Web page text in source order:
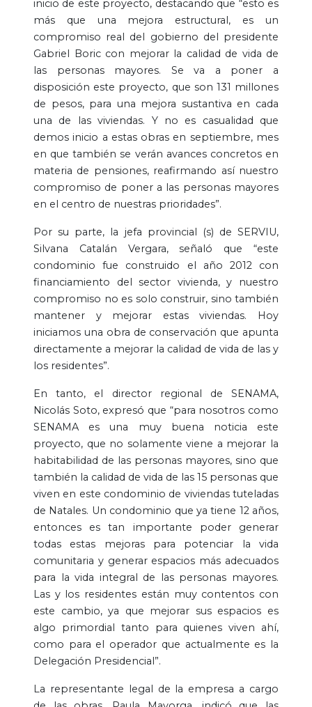
inicio de este proyecto, destacando que “esto es
más que una mejora estructural, es un
compromiso real del gobierno del presidente
Gabriel Boric con mejorar la calidad de vida de
las personas mayores. Se va a poner a
disposición este proyecto, que son 131 millones
de pesos, para una mejora sustantiva en cada
una de las viviendas. Y no es casualidad que
demos inicio a estas obras en septiembre, mes
en que también se verán avances concretos en
materia de pensiones, reafirmando así nuestro
compromiso de poner a las personas mayores
en el centro de nuestras prioridades”.
Por su parte, la jefa provincial (s) de SERVIU,
Silvana Catalán Vergara, señaló que “este
condominio fue construido el año 2012 con
financiamiento del sector vivienda, y nuestro
compromiso no es solo construir, sino también
mantener y mejorar estas viviendas. Hoy
iniciamos una obra de conservación que apunta
directamente a mejorar la calidad de vida de las y
los residentes”.
En tanto, el director regional de SENAMA,
Nicolás Soto, expresó que “para nosotros como
SENAMA es una muy buena noticia este
proyecto, que no solamente viene a mejorar la
habitabilidad de las personas mayores, sino que
también la calidad de vida de las 15 personas que
viven en este condominio de viviendas tuteladas
de Natales. Un condominio que ya tiene 12 años,
entonces es tan importante poder generar
todas estas mejoras para potenciar la vida
comunitaria y generar espacios más adecuados
para la vida integral de las personas mayores.
Las y los residentes están muy contentos con
este cambio, ya que mejorar sus espacios es
algo primordial tanto para quienes viven ahí,
como para el operador que actualmente es la
Delegación Presidencial”.
La representante legal de la empresa a cargo